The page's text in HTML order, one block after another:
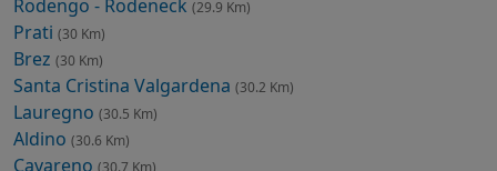
Rodengo - Rodeneck (29.9 Km)
Prati (30 Km)
Brez (30 Km)
Santa Cristina Valgardena (30.2 Km)
Lauregno (30.5 Km)
Aldino (30.6 Km)
Cavareno (30.7 Km)